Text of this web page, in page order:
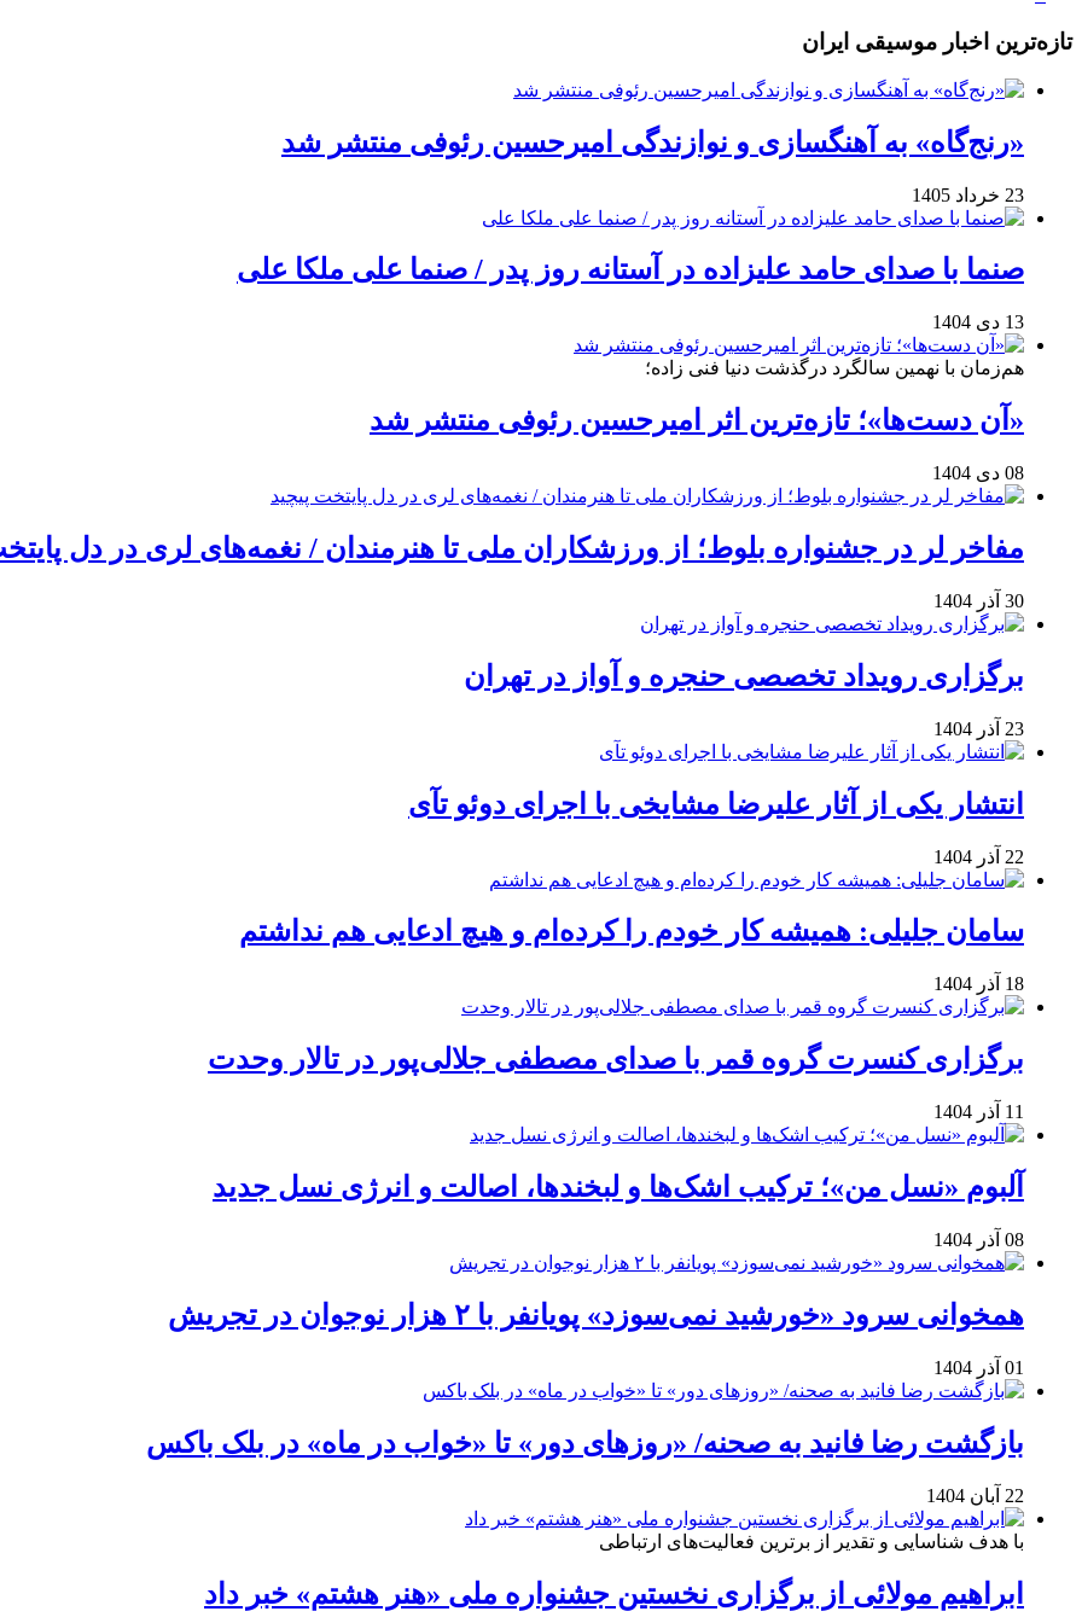
تازه‌ترین اخبار موسیقی ایران
«رنج‌گاه» به آهنگسازی و نوازندگی امیرحسین رئوفی منتشر شد
23 خرداد 1405
صنما با صدای حامد علیزاده در آستانه روز پدر / صنما علی ملکا علی
13 دی 1404
هم‌زمان با نهمین سالگرد درگذشت دنیا فنی زاده؛
«آن دست‌ها»؛ تازه‌ترین اثر امیرحسین رئوفی منتشر شد
08 دی 1404
مفاخر لر در جشنواره بلوط؛ از ورزشکاران ملی تا هنرمندان / نغمه‌های لری در دل
30 آذر 1404
برگزاری رویداد تخصصی حنجره و آواز در تهران
23 آذر 1404
انتشار یکی از آثار علیرضا مشایخی با اجرای دوئو تآی
22 آذر 1404
سامان جلیلی: همیشه کار خودم را کرده‌ام و هیچ ادعایی هم نداشتم
18 آذر 1404
برگزاری کنسرت گروه قمر با صدای مصطفی جلالی‌پور در تالار وحدت
11 آذر 1404
آلبوم «نسل من»؛ ترکیب اشک‌ها و لبخندها، اصالت و انرژی نسل جدید
08 آذر 1404
همخوانی سرود «خورشید نمی‌سوزد» پویانفر با ۲ هزار نوجوان در تجریش
01 آذر 1404
بازگشت رضا فانید به صحنه/ «روزهای دور» تا «خواب در ماه» در بلک باکس
22 آبان 1404
با هدف شناسایی و تقدیر از برترین فعالیت‌های ارتباطی
ابراهیم مولائی از برگزاری نخستین جشنواره ملی «هنر هشتم» خبر داد